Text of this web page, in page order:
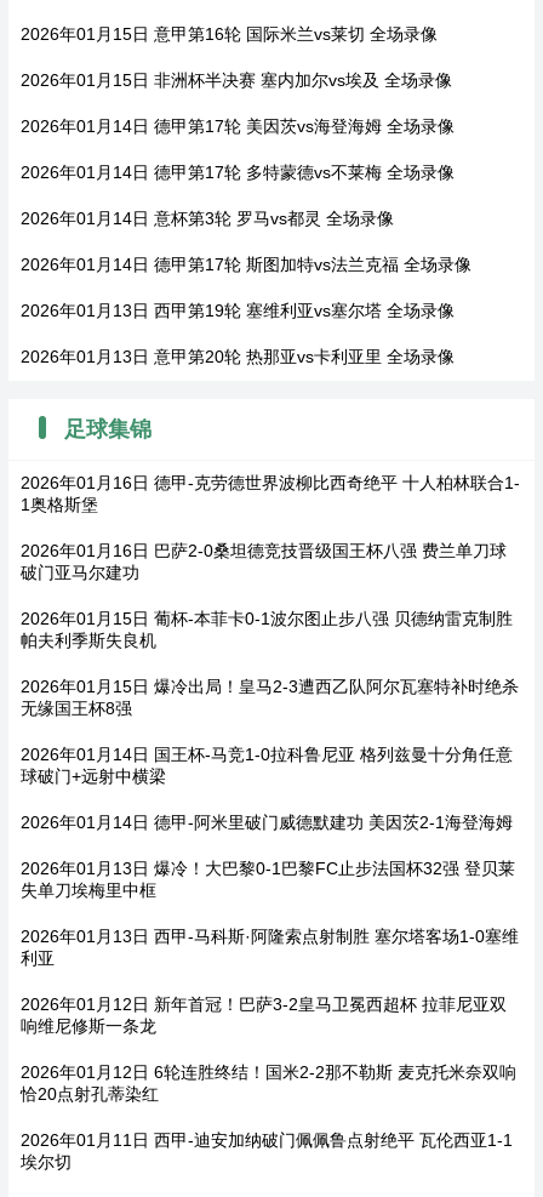
2026年01月15日 意甲第16轮 国际米兰vs莱切 全场录像
2026年01月15日 非洲杯半决赛 塞内加尔vs埃及 全场录像
2026年01月14日 德甲第17轮 美因茨vs海登海姆 全场录像
2026年01月14日 德甲第17轮 多特蒙德vs不莱梅 全场录像
2026年01月14日 意杯第3轮 罗马vs都灵 全场录像
2026年01月14日 德甲第17轮 斯图加特vs法兰克福 全场录像
2026年01月13日 西甲第19轮 塞维利亚vs塞尔塔 全场录像
2026年01月13日 意甲第20轮 热那亚vs卡利亚里 全场录像
足球集锦
2026年01月16日 德甲-克劳德世界波柳比西奇绝平 十人柏林联合1-
1奥格斯堡
2026年01月16日 巴萨2-0桑坦德竞技晋级国王杯八强 费兰单刀球
破门亚马尔建功
2026年01月15日 葡杯-本菲卡0-1波尔图止步八强 贝德纳雷克制胜
帕夫利季斯失良机
2026年01月15日 爆冷出局！皇马2-3遭西乙队阿尔瓦塞特补时绝杀
无缘国王杯8强
2026年01月14日 国王杯-马竞1-0拉科鲁尼亚 格列兹曼十分角任意
球破门+远射中横梁
2026年01月14日 德甲-阿米里破门威德默建功 美因茨2-1海登海姆
2026年01月13日 爆冷！大巴黎0-1巴黎FC止步法国杯32强 登贝莱
失单刀埃梅里中框
2026年01月13日 西甲-马科斯·阿隆索点射制胜 塞尔塔客场1-0塞维
利亚
2026年01月12日 新年首冠！巴萨3-2皇马卫冕西超杯 拉菲尼亚双
响维尼修斯一条龙
2026年01月12日 6轮连胜终结！国米2-2那不勒斯 麦克托米奈双响
恰20点射孔蒂染红
2026年01月11日 西甲-迪安加纳破门佩佩鲁点射绝平 瓦伦西亚1-1
埃尔切